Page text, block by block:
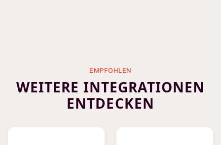
EMPFOHLEN
WEITERE INTEGRATIONEN
ENTDECKEN